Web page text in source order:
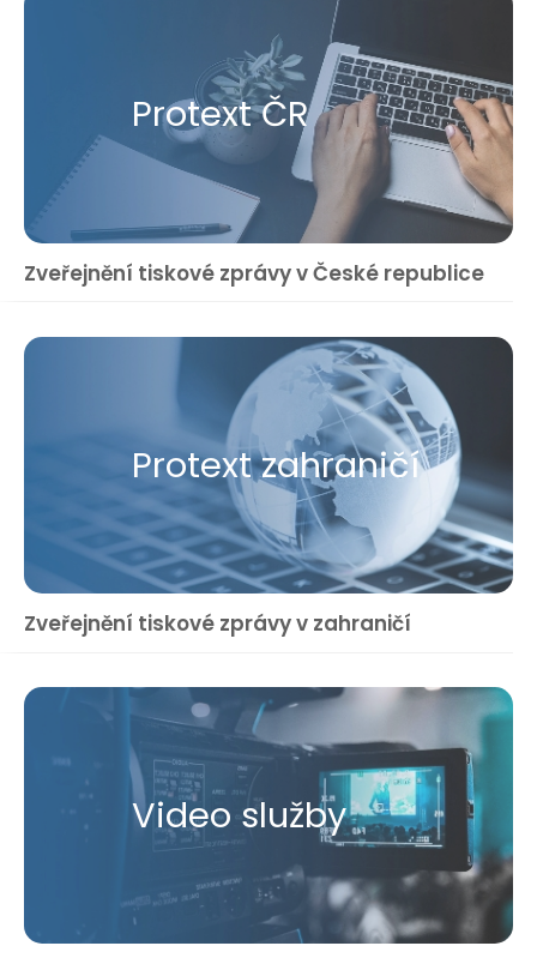
Protext ČR
Zveřejnění tiskové zprávy v České republice
Protext zahraničí
Zveřejnění tiskové zprávy v zahraničí
Video služby